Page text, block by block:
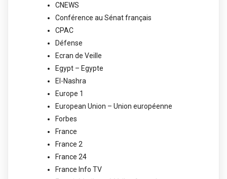
CNEWS
Conférence au Sénat français
CPAC
Défense
Ecran de Veille
Egypt – Egypte
El-Nashra
Europe 1
European Union – Union européenne
Forbes
France
France 2
France 24
France Info TV